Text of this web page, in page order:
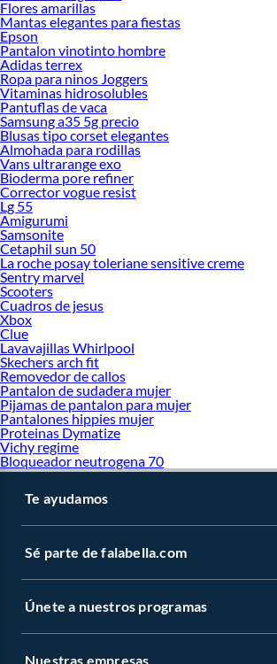
Flores amarillas
Mantas elegantes para fiestas
Epson
Pantalon vinotinto hombre
Adidas terrex
Ropa para ninos Joggers
Vitaminas hidrosolubles
Pantuflas de vaca
Samsung a35 5g precio
Blusas tipo corset elegantes
Almohada para rodillas
Vans ultrarange exo
Bioderma pore refiner
Corrector vogue resist
Lg 55
Amigurumi
Samsonite
Cetaphil sun 50
La roche posay toleriane sensitive creme
Sentry marvel
Scooters
Cuadros de jesus
Xbox
Clue
Lavavajillas Whirlpool
Skechers arch fit
Removedor de callos
Pantalon de sudadera mujer
Pijamas de pantalon para mujer
Pantalones hippies mujer
Proteinas Dymatize
Vichy regime
Bloqueador neutrogena 70
Te ayudamos
Sé parte de falabella.com
Únete a nuestros programas
Nuestras empresas